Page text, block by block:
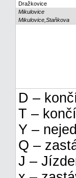
Dražkovice
Mikulovice
Mikulovice,Staňkova
D –
T –
Y –
Q –
J –